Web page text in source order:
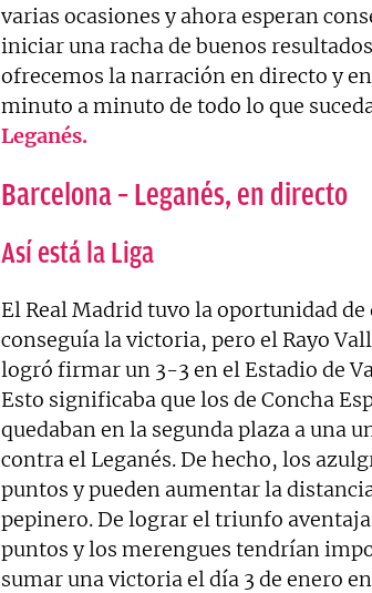
varias ocasiones y ahora esperan
iniciar una racha de buenos
ofrecemos la narración en directo y
minuto a minuto de todo lo que
Leganés.
Barcelona – Leganés, en directo
Así está la Liga
El Real Madrid tuvo la oportunidad
conseguía la victoria, pero el Rayo
logró firmar un 3-3 en el Estadio de
Esto significaba que los de Concha
quedaban en la segunda plaza a una
contra el Leganés. De hecho, los
puntos y pueden aumentar la
pepinero. De lograr el triunfo
puntos y los merengues tendrían
sumar una victoria el día 3 de enero